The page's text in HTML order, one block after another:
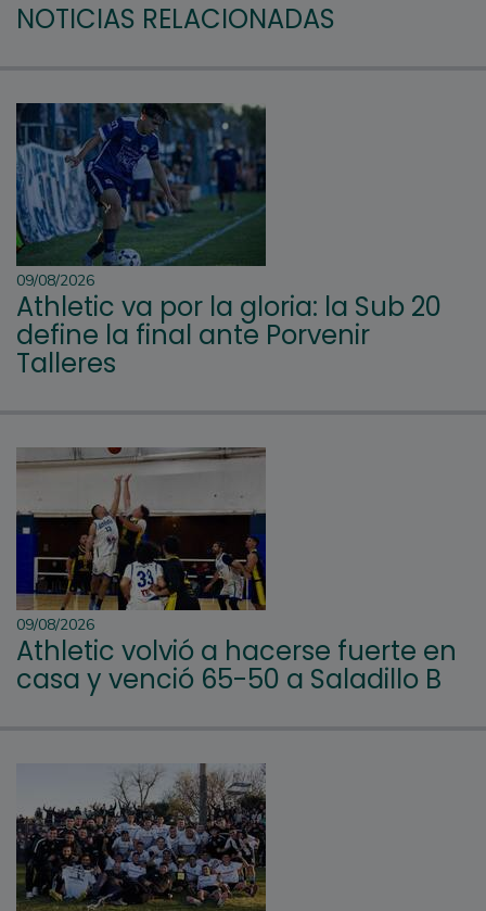
NOTICIAS RELACIONADAS
09/08/2026
Athletic va por la gloria: la Sub 20
define la final ante Porvenir
Talleres
09/08/2026
Athletic volvió a hacerse fuerte en
casa y venció 65-50 a Saladillo B